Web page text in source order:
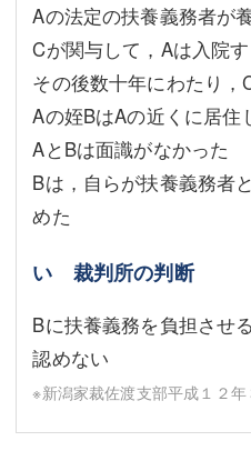
Aの法定の扶養義務者が
Cが関与して，Aは入院
その後数十年にわたり，
Aの姪BはAの近くに居住
AとBは面識がなかった
Bは，自らが扶養義務者
めた
い 裁判所の判断
Bに扶養義務を負担させる
認めない
※新潟家裁佐渡支部平成１２年